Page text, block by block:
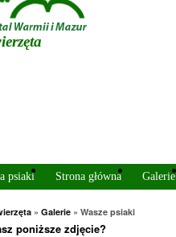
psiaki Strona główna Galerie
» Galerie » Wasze psiaki
poniższe zdjęcie?